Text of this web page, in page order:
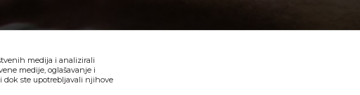
medija i analizirali
medije, oglašavanje i
ste upotrebljavali njihove